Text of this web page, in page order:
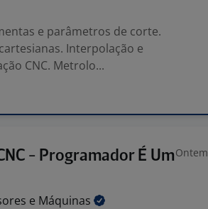
e parâmetros de corte.
Interpolação e
CNC. Metrolo...
- Programador É UmOntem
e Máquinas